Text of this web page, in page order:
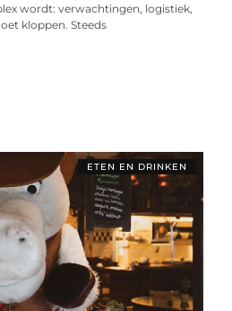
wordt: verwachtingen, logistiek,
kloppen. Steeds
ETEN EN DRINKEN